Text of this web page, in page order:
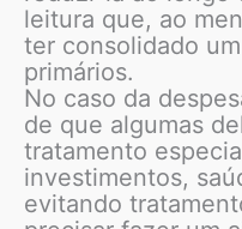
leitura que, ao
ter consolidado
primários.
No caso da
de que algumas
tratamento
investimentos,
evitando